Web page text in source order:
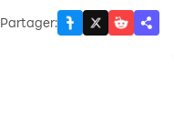
Partager: